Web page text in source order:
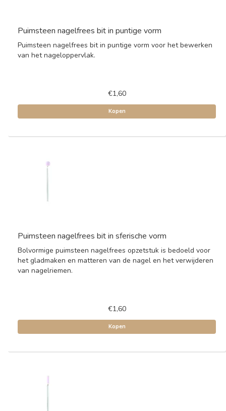
Puimsteen nagelfrees bit in puntige vorm
Puimsteen nagelfrees bit in puntige vorm voor het bewerken
van het nageloppervlak.
€1,60
Kopen
Puimsteen nagelfrees bit in sferische vorm
Bolvormige puimsteen nagelfrees opzetstuk is bedoeld voor
het gladmaken en matteren van de nagel en het verwijderen
van nagelriemen.
€1,60
Kopen